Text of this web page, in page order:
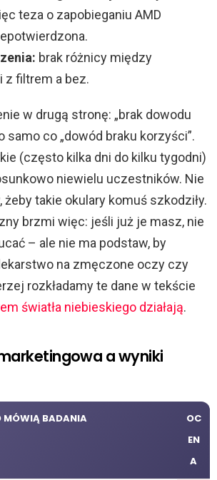
teza o zapobieganiu AMD
brak różnicy między
z filtrem a bez.
w drugą stronę: „brak dowodu
samo co „dowód braku korzyści”.
(często kilka dni do kilku tygodni)
niewielu uczestników. Nie
żeby takie okulary komuś szkodziły.
brzmi więc: jeśli już je masz, nie
– ale nie ma podstaw, by
na zmęczone oczy czy
rozkładamy te dane w tekście
światła niebieskiego działają.
a wyniki
MÓWIĄ BADANIA
OC
EN
A